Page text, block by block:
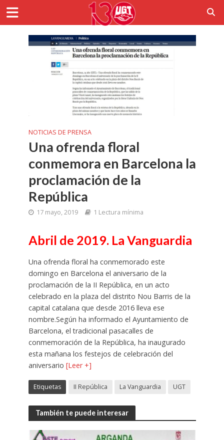
NOTICIAS DE PRENSA
Una ofrenda floral
conmemora en Barcelona la
proclamación de la
República
17 mayo, 2019 1 Lectura mínima
Abril de 2019. La Vanguardia
Una ofrenda floral ha conmemorado este
domingo en Barcelona el aniversario de la
proclamación de la II República, en un acto
celebrado en la plaza del distrito Nou Barris de la
capital catalana que desde 2016 lleva ese
nombre.Según ha informado el Ayuntamiento de
Barcelona, el tradicional pasacalles de
conmemoración de la República, ha inaugurado
esta mañana los festejos de celebración del
aniversario [Leer +]
Etiquetas II República La Vanguardia UGT
También te puede interesar